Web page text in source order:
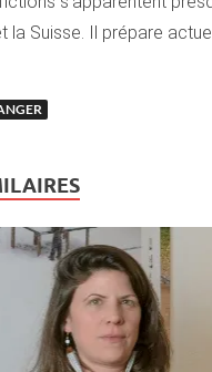
la Suisse. Il prépare